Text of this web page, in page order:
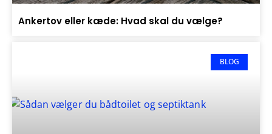
Ankertov eller kæde: Hvad skal du vælge?
BLOG